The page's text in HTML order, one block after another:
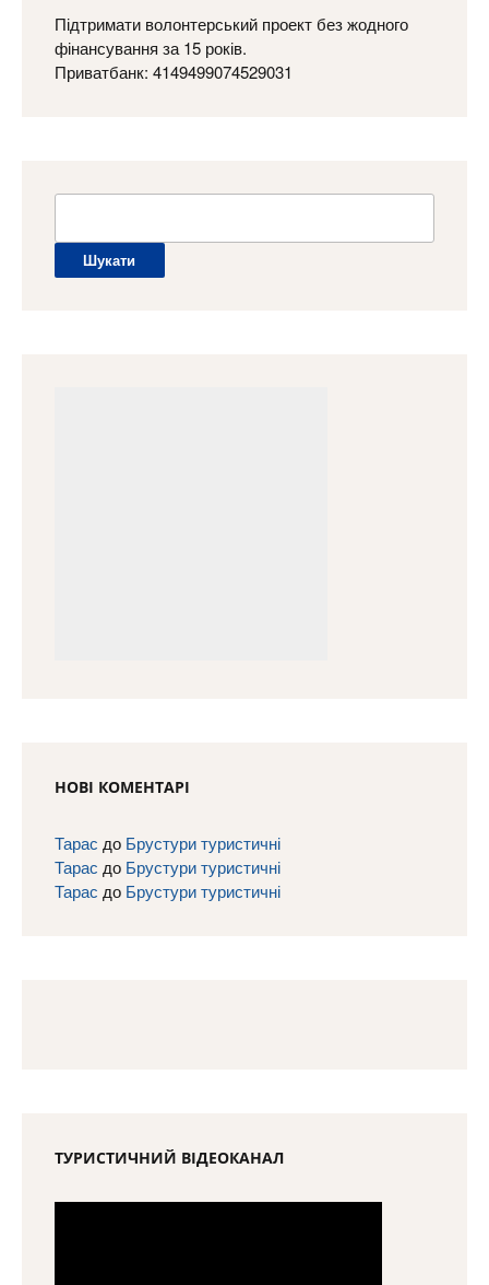
Підтримати волонтерський проект без жодного
фінансування за 15 років.
Приватбанк: 4149499074529031
НОВІ КОМЕНТАРІ
Тарас до Брустури туристичні
Тарас до Брустури туристичні
Тарас до Брустури туристичні
ТУРИСТИЧНИЙ ВІДЕОКАНАЛ